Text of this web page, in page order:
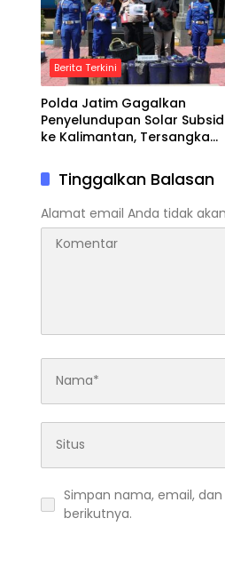
Berita Terkini
Polda Jatim Gagalkan
Penyelundupan Solar
ke Kalimantan, Tersangka
Tinggalkan Balasan
Alamat email Anda tidak
Simpan nama, email,
berikutnya.